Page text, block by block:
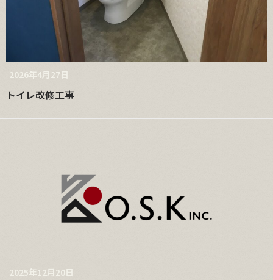
2026年4月27日
トイレ改修工事
2025年12月20日